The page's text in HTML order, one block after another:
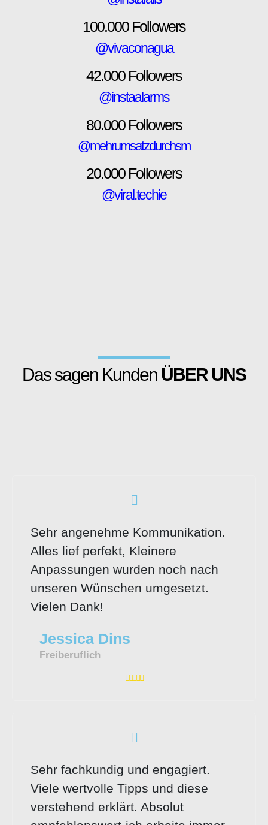
100.000 Followers
@vivaconagua
42.000 Followers
@instaalarms
80.000 Followers
@mehrumsatzdurchsm
20.000 Followers
@viral.techie
Das sagen Kunden ÜBER UNS
Sehr angenehme Kommunikation.
Alles lief perfekt, Kleinere
Anpassungen wurden noch nach
unseren Wünschen umgesetzt.
Vielen Dank!​
Jessica Dins
Freiberuflich
Sehr fachkundig und engagiert.
Viele wertvolle Tipps und diese
verstehend erklärt. Absolut